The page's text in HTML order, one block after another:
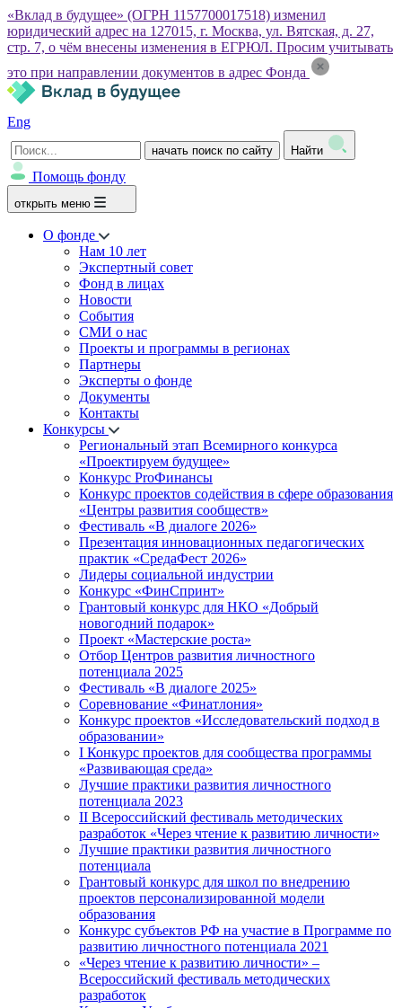
«Вклад в будущее» (ОГРН 1157700017518) изменил
юридический адрес на 127015, г. Москва, ул. Вятская, д. 27,
стр. 7, о чём внесены изменения в ЕГРЮЛ. Просим учитывать
это при направлении документов в адрес Фонда
Eng
начать поиск по сайту Найти
Помощь фонду
открыть меню
О фонде
Нам 10 лет
Экспертный совет
Фонд в лицах
Новости
События
СМИ о нас
Проекты и программы в регионах
Партнеры
Эксперты о фонде
Документы
Контакты
Конкурсы
Региональный этап Всемирного конкурса
«Проектируем будущее»
Конкурс ProФинансы
Конкурс проектов содействия в сфере образования
«Центры развития сообществ»
Фестиваль «В диалоге 2026»
Презентация инновационных педагогических
практик «СредаФест 2026»
Лидеры социальной индустрии
Конкурс «ФинСпринт»
Грантовый конкурс для НКО «Добрый
новогодний подарок»
Проект «Мастерские роста»
Отбор Центров развития личностного
потенциала 2025
Фестиваль «В диалоге 2025»
Соревнование «Финатлония»
Конкурс проектов «Исследовательский подход в
образовании»
I Конкурс проектов для сообщества программы
«Развивающая среда»
Лучшие практики развития личностного
потенциала 2023
II Всероссийский фестиваль методических
разработок «Через чтение к развитию личности»
Лучшие практики развития личностного
потенциала
Грантовый конкурс для школ по внедрению
проектов персонализированной модели
образования
Конкурс субъектов РФ на участие в Программе по
развитию личностного потенциала 2021
«Через чтение к развитию личности» –
Всероссийский фестиваль методических
разработок